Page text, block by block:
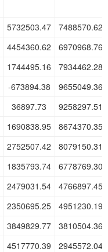
5732503.47
7488570.62
4454360.62
6970968.76
1744495.16
7934462.28
-673894.38
9655049.36
36897.73
9258297.51
1690838.95
8674370.35
2752507.42
8079150.31
1835793.74
6778769.30
2479031.54
4766897.45
2350695.25
4951230.19
3849829.77
3810504.36
4517770.39
2945572.04